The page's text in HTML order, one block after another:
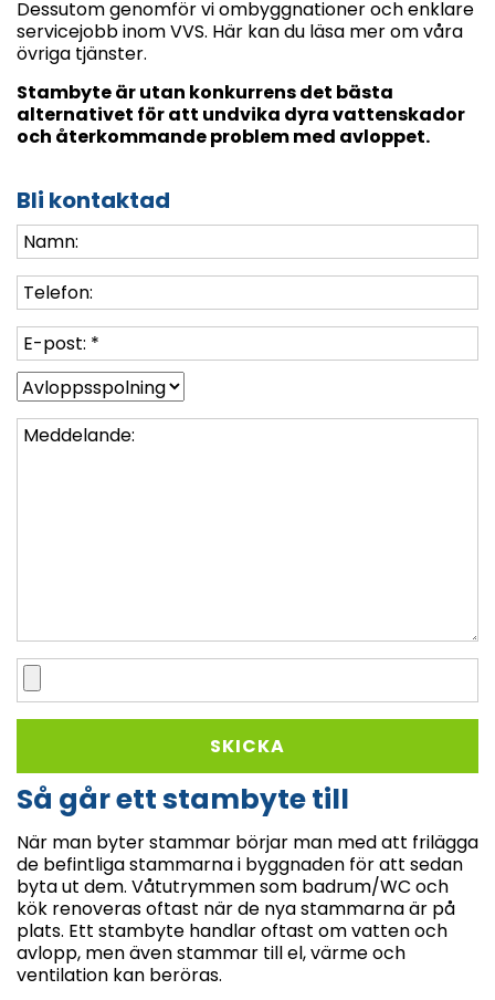
Dessutom genomför vi ombyggnationer och enklare
servicejobb inom VVS. Här kan du läsa mer om våra
övriga tjänster.
Stambyte är utan konkurrens det bästa
alternativet för att undvika dyra vattenskador
och återkommande problem med avloppet.
Bli kontaktad
Så går ett stambyte till
När man byter stammar börjar man med att frilägga
de befintliga stammarna i byggnaden för att sedan
byta ut dem. Våtutrymmen som badrum/WC och
kök renoveras oftast när de nya stammarna är på
plats. Ett stambyte handlar oftast om vatten och
avlopp, men även stammar till el, värme och
ventilation kan beröras.